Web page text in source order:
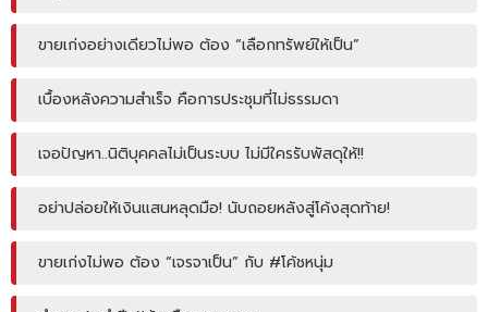
ขายเก่งอย่างเดียวไม่พอ ต้อง “เลือกทรัพย์ให้เป็น”
เบื้องหลังความสำเร็จ คือการประชุมที่ไม่ธรรมดา
เจอปัญหา..นิติบุคคลไม่เป็นระบบ ไม่มีใครรับพัสดุให้!!
อย่าปล่อยให้เงินแสนหลุดมือ! นับถอยหลังสู่โค้งสุดท้าย!
ขายเก่งไม่พอ ต้อง “เจรจาเป็น” กับ #โค้ชหนุ่ม